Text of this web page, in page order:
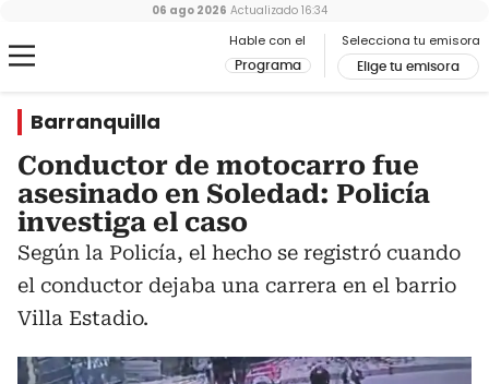
Hable con el
Programa
Selecciona tu emisora
Elige tu emisora
06 ago 2026 Actualizado 16:34
Barranquilla
Conductor de motocarro fue
asesinado en Soledad: Policía
investiga el caso
Según la Policía, el hecho se registró cuando
el conductor dejaba una carrera en el barrio
Villa Estadio.